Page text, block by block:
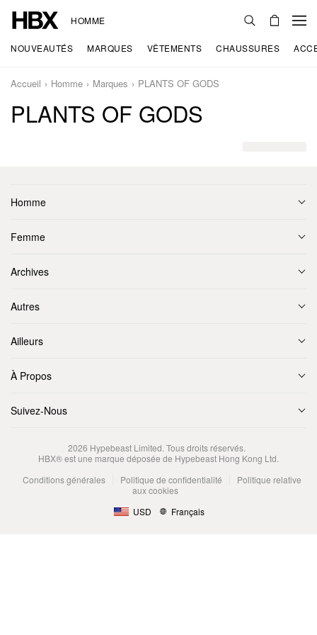
HOMME
NOUVEAUTÉS MARQUES VÊTEMENTS CHAUSSURES
Accueil Homme Marques PLANTS OF GODS
PLANTS OF GODS
Homme
Femme
Archives
Autres
Ailleurs
À Propos
Suivez-Nous
2026 Hypebeast Limited. Tous droits réservés.
HBX® est une marque déposée de Hypebeast Hong Kong Ltd.
Conditions générales
Politique de confidentialité
Politique relative
aux cookies
USD
Français